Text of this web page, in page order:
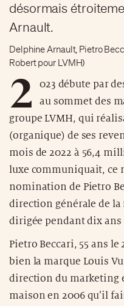
désormais
Arnault.
Delphine Arnault, Pietro
Robert pour LVMH)
2
023 débute par
au sommet des
groupe LVMH, qui
(organique) de ses
mois de 2022 à 56,4
luxe communiquait, ce
nomination de Pietro
direction générale de
dirigée pendant dix ans
Pietro Beccari, 55 ans
bien la marque Louis
direction du marketing
maison en 2006 qu’il